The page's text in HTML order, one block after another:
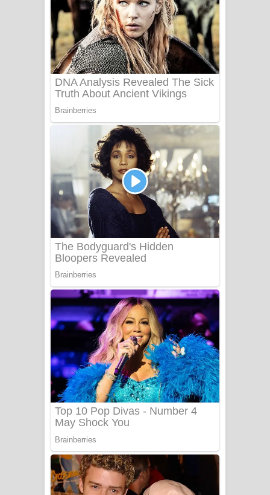
ගීතයේ පද පෙළ
Niwuna Numba Hinda Song Lyrics -
නිවුනා නුඹ හින්දා ගීතයේ පද පෙළ
Numba Dun Aadare Song Lyrics - නුඹ
Liyamuda Dan Anagathe Song Lyrics
- ලියමුද දැන් අනාගතේ ගීතයේ පද පෙළ
Doni Song Lyrics - දෝණි ගීතයේ පද
පෙළ
Benthara Palame Song Lyrics -
බෙන්තර පාලමේ ගීතයේ පද පෙළ
Sanda Babalena Song Lyrics - සඳ
බැබලෙන ගීතයේ පද පෙළ
Adare Wadi Nisa Song Lyrics - ආදරේ
වැඩි නිසා ගීතයේ පද පෙළ
UNUHUMA Song Lyrics - උණුහුම
ගීතයේ පද පෙළ
Katakara Song Lyrics - කටකාර ගීතයේ
පද පෙළ